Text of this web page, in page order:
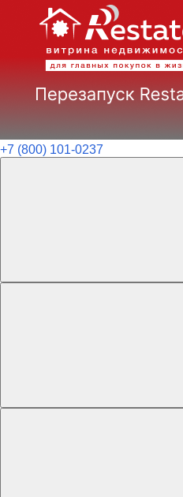
+7 (800) 101-0237